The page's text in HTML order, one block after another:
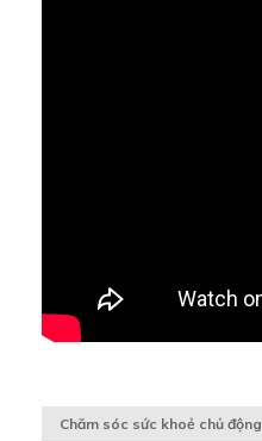
Chăm sóc sức khoẻ chủ động